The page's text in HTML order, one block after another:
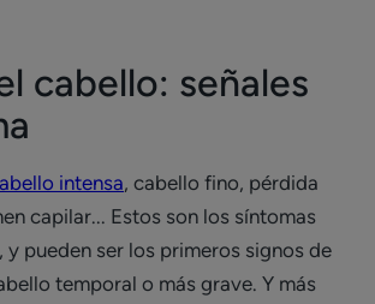
cabello: señales
intensa, cabello fino, pérdida
capilar... Estos son los síntomas
y pueden ser los primeros signos de
temporal o más grave. Y más